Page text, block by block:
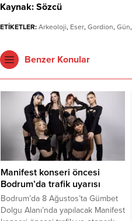
Kaynak: Sözcü
ETİKETLER: Arkeoloji, Eser, Gordion, Gün,
Benzer Konular
Manifest konseri öncesi
Bodrum’da trafik uyarısı
Bodrum’da 8 Ağustos’ta Gümbet
Dolgu Alanı’nda yapılacak Manifest